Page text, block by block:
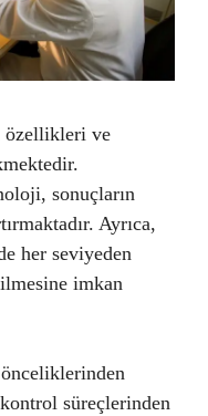
özellikleri ve
sonuçların
Ayrıca,
her seviyeden
imkan
süreçlerinden